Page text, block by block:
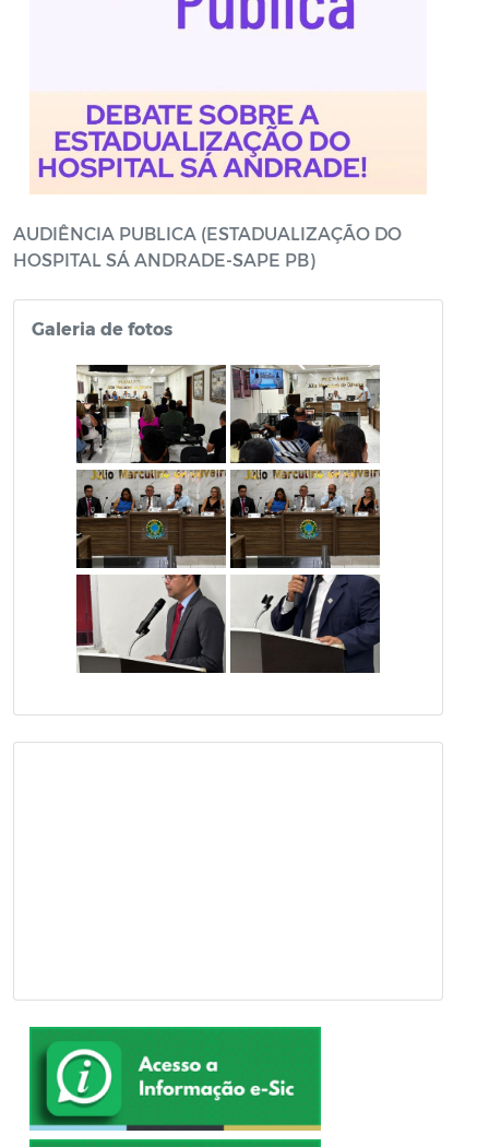
AUDIÊNCIA PUBLICA (ESTADUALIZAÇÃO DO
HOSPITAL SÁ ANDRADE-SAPE PB)
Galeria de fotos